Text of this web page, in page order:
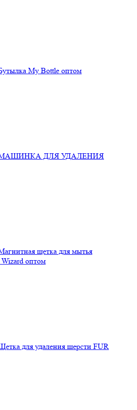
My Bottle оптом
ДЛЯ УДАЛЕНИЯ
щетка для мытья
Wizard оптом
для удаления шерсти FUR